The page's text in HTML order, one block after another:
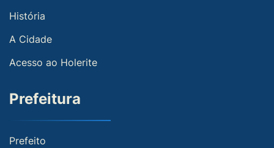
História
A Cidade
Acesso ao Holerite
Prefeitura
Prefeito